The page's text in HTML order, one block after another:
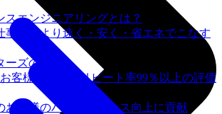
スエンジニアリングとは？
事を、より速く・安く・省エネでこなす
ズの​強み
客様を支援しリピート率99％以上の評価
お客様のパフォーマンス向上に貢献